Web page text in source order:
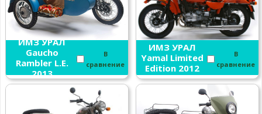
ИМЗ УРАЛ
Gaucho
Rambler L.E.
2013
В
сравнение
ИМЗ УРАЛ
Yamal Limited
Edition 2012
В
сравнение